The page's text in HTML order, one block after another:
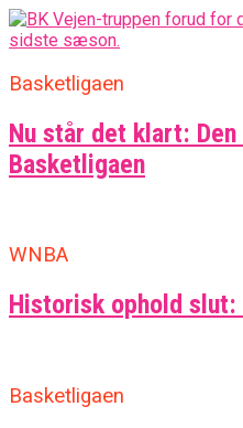
Basketligaen
Nu står det klart:
Basketligaen
WNBA
Historisk ophold
Basketligaen